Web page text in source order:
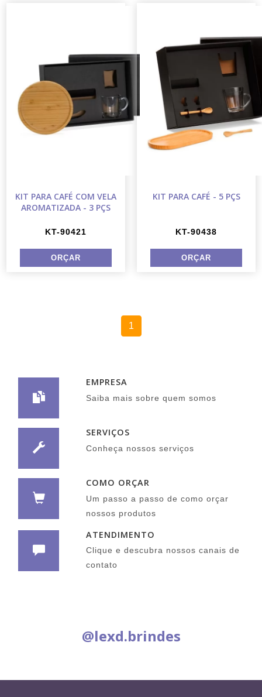
KIT PARA CAFÉ COM VELA
AROMATIZADA - 3 PÇS
KT-90421
KIT PARA CAFÉ - 5 PÇS
KT-90438
1
EMPRESA
Saiba mais sobre quem somos
SERVIÇOS
Conheça nossos serviços
COMO ORÇAR
Um passo a passo de como orçar
nossos produtos
ATENDIMENTO
Clique e descubra nossos canais de
contato
@lexd.brindes